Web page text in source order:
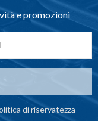
e promozioni
di riservatezza